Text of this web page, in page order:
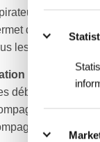
robot
d'épouser les
les meubles.
de 8 000 Pa1
débris et de la
seront
à poils.